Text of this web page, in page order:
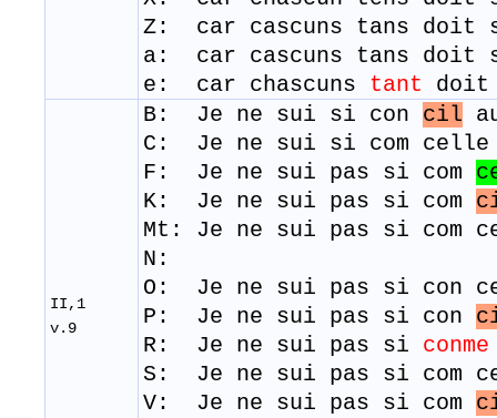
Z: car cascuns tans doit
a: car cascuns tans doit
e: car chascuns tant doit
II,1
v.9
B: Je ne sui si con cil
C: Je ne sui si com
F: Je ne sui pas si com
K: Je ne sui pas si com
Mt: Je ne sui pas si com
N:
​O: Je ne sui pas si con
​P: Je ne sui pas si con
R: Je ne sui pas si conme
S: Je ne sui pas si com
​V: Je ne sui pas si com